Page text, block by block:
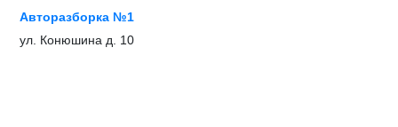
Авторазборка №1
ул. Конюшина д. 10